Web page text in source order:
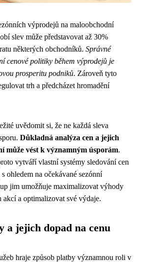
výprodejů na maloobchodní
slev může představovat až 30%
některých obchodníků. Správné
cenové politiky během výprodejů je
prosperitu podniků. Zároveň tyto
trh a předcházet hromadění
uvědomit si, že ne každá sleva
Důkladná analýza cen a jejich
může vést k významným úsporám.
vytváří vlastní systémy sledování cen
ohledem na očekávané sezónní
jim umožňuje maximalizovat výhody
a optimalizovat své výdaje.
a jejich dopad na cenu
hraje způsob platby významnou roli v